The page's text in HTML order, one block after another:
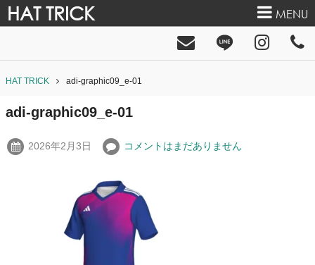
HAT TRICK MENU
HAT TRICK adi-graphic09_e-01
adi-graphic09_e-01
2026年2月3日 コメントはまだありません